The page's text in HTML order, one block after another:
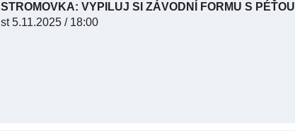
STROMOVKA: VYPILUJ SI ZÁVODNÍ FORMU S PÉŤOU
st5.11.2025 / 18:00